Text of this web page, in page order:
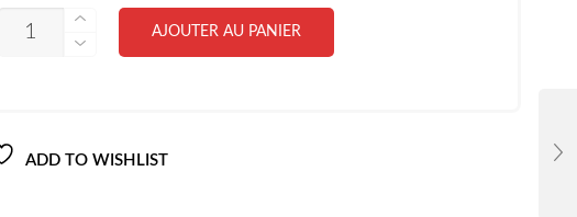
QUANTITÉ
M20
AJOUTER AU PANIER
ADD TO WISHLIST